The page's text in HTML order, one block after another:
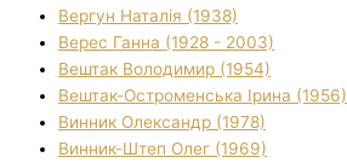
Вергун Наталія (1938)
Верес Ганна (1928 - 2003)
Вештак Володимир (1954)
Вештак-Остроменська Ірина (1956)
Винник Олександр (1978)
Винник-Штеп Олег (1969)